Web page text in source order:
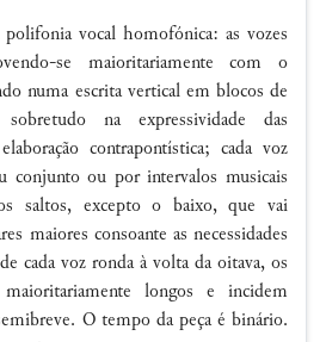
polifonia vocal homofónica: as vozes
se maioritariamente com o
numa escrita vertical em blocos de
na expressividade das
contrapontística; cada voz
conjunto ou por intervalos musicais
saltos, excepto o baixo, que vai
maiores consoante as necessidades
cada voz ronda à volta da oitava, os
longos e incidem
O tempo da peça é binário.